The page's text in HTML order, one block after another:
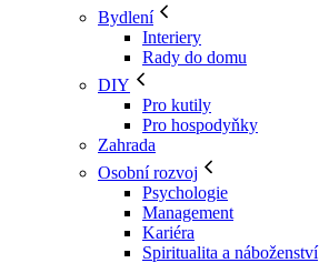
Bydlení
Interiery
Rady do domu
DIY
Pro kutily
Pro hospodyňky
Zahrada
Osobní rozvoj
Psychologie
Management
Kariéra
Spiritualita a náboženství